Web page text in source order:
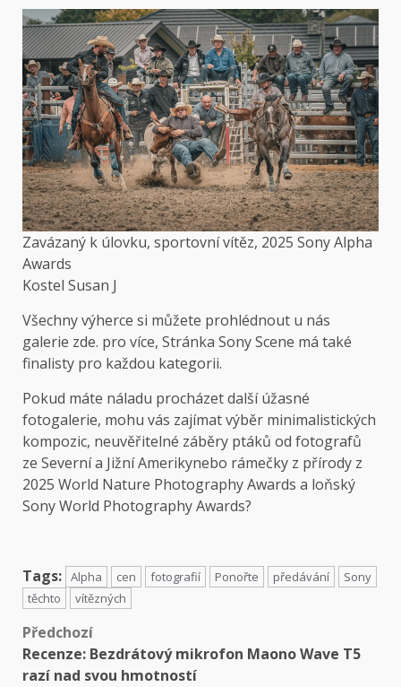
Zavázaný k úlovku, sportovní vítěz, 2025 Sony Alpha
Awards
Kostel Susan J
Všechny výherce si můžete prohlédnout u nás
galerie zde. pro více, Stránka Sony Scene má také
finalisty pro každou kategorii.
Pokud máte náladu procházet další úžasné
fotogalerie, mohu vás zajímatvýběr minimalistických
kompozic, neuvěřitelné záběry ptáků od fotografů
ze Severní a Jižní Amerikynebo rámečky z přírody z
2025 World Nature Photography Awards a loňský
Sony World Photography Awards?
Tags: Alpha cen fotografií Ponořte předávání
Sony
těchto
vítězných
Předchozí
Recenze: Bezdrátový mikrofon Maono Wave T5
razí nad svou hmotností